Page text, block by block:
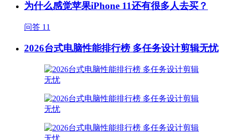
为什么感觉苹果iPhone 11还有很多人去买？
问答 11
2026台式电脑性能排行榜 多任务设计剪辑无忧